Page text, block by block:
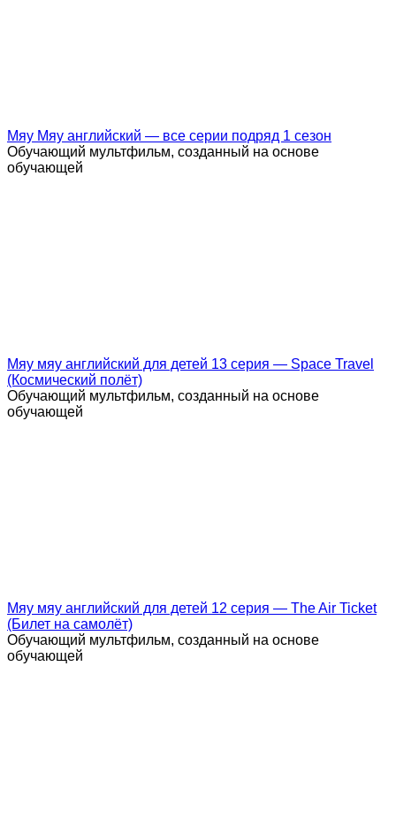
Мяу Мяу английский — все серии подряд 1 сезон
Обучающий мультфильм, созданный на основе
обучающей
Мяу мяу английский для детей 13 серия — Space Travel
(Космический полёт)
Обучающий мультфильм, созданный на основе
обучающей
Мяу мяу английский для детей 12 серия — The Air Ticket
(Билет на самолёт)
Обучающий мультфильм, созданный на основе
обучающей